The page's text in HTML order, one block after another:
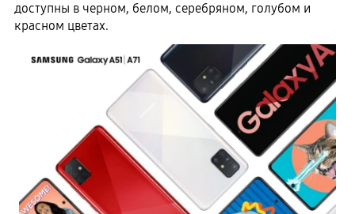
доступны в черном, белом, серебряном, голубом и
красном цветах.